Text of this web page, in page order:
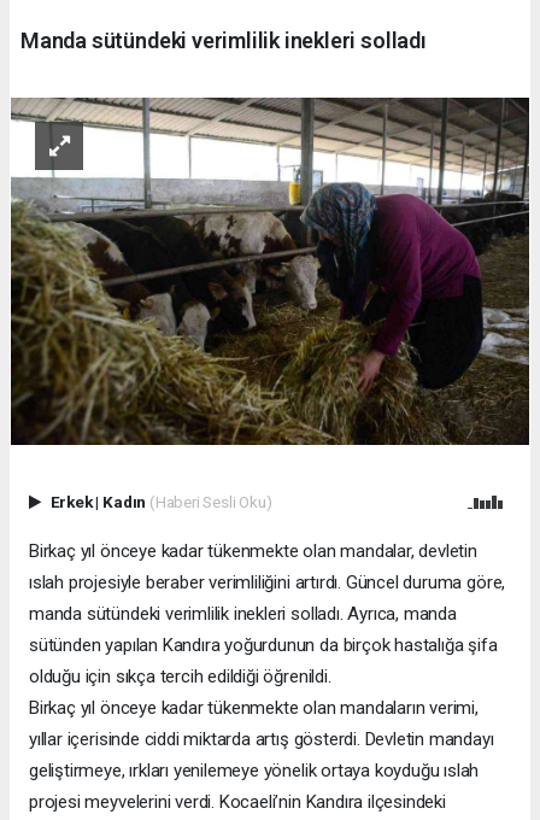
Manda sütündeki verimlilik inekleri solladı
Erkek| Kadın (Haberi Sesli Oku)
Birkaç yıl önceye kadar tükenmekte olan mandalar, devletin
ıslah projesiyle beraber verimliliğini artırdı. Güncel duruma göre,
manda sütündeki verimlilik inekleri solladı. Ayrıca, manda
sütünden yapılan Kandıra yoğurdunun da birçok hastalığa şifa
olduğu için sıkça tercih edildiği öğrenildi.
Birkaç yıl önceye kadar tükenmekte olan mandaların verimi,
yıllar içerisinde ciddi miktarda artış gösterdi. Devletin mandayı
geliştirmeye, ırkları yenilemeye yönelik ortaya koyduğu ıslah
projesi meyvelerini verdi. Kocaeli’nin Kandıra ilçesindeki